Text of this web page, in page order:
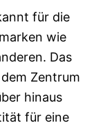
für die
wie
Das
Zentrum
hinaus
für eine